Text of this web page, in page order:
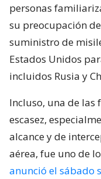
personas
su preocupación
suministro de
Estados Unidos
incluidos Rusia y
Incluso, una de las
escasez,
alcance y de
aérea, fue uno de
anunció el sábado